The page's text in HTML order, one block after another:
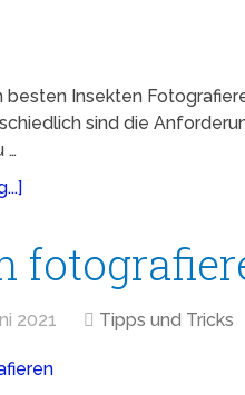
besten Insekten
sind die
…
2021 Tipps und Tricks